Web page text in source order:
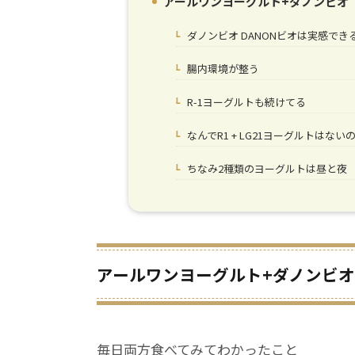
1.
1-1.ダノンビオ DANONビオは実感でき
1-1-1.
腸内環境が整う
1-2.R-1ヨーグルトも続けてる
1-3.なんでR1 + LG21ヨーグルトはない
1-3-1.
ちなみ2種類のヨーグルトは昼と夜
アールワンヨーグルト+ダノンビオ
毎日両方食べてみてわかったこと